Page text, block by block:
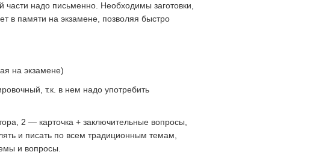
части надо письменно. Необходимы заготовки,
в памяти на экзамене, позволяя быстро
на экзамене)
т.к. в нем надо употребить
2 — карточка + заключительные вопросы,
и писать по всем традиционным темам,
и вопросы.